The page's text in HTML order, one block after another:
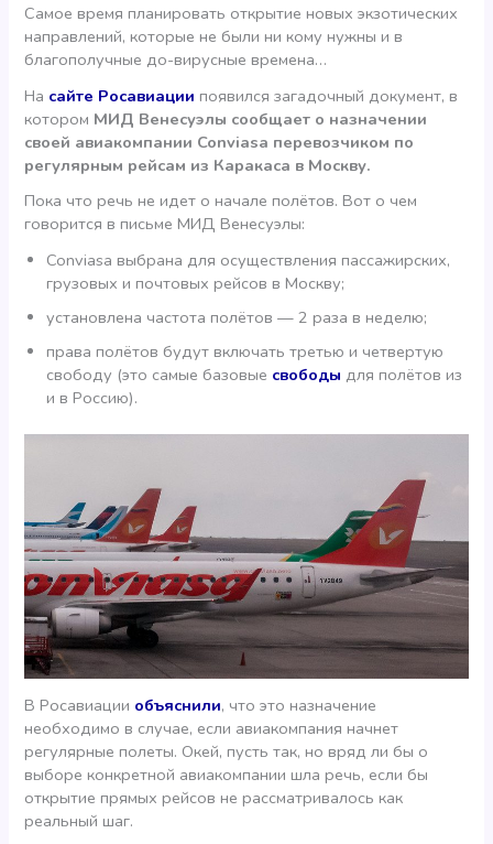
Самое время планировать открытие новых экзотических
направлений, которые не были ни кому нужны и в
благополучные до-вирусные времена…
На сайте Росавиации появился загадочный документ, в
котором МИД Венесуэлы сообщает о назначении
своей авиакомпании Conviasa перевозчиком по
регулярным рейсам из Каракаса в Москву.
Пока что речь не идет о начале полётов. Вот о чем
говорится в письме МИД Венесуэлы:
Conviasa выбрана для осуществления пассажирских,
грузовых и почтовых рейсов в Москву;
установлена частота полётов — 2 раза в неделю;
права полётов будут включать третью и четвертую
свободу (это самые базовые свободы для полётов из
и в Россию).
В Росавиации объяснили, что это назначение
необходимо в случае, если авиакомпания начнет
регулярные полеты. Окей, пусть так, но вряд ли бы о
выборе конкретной авиакомпании шла речь, если бы
открытие прямых рейсов не рассматривалось как
реальный шаг.